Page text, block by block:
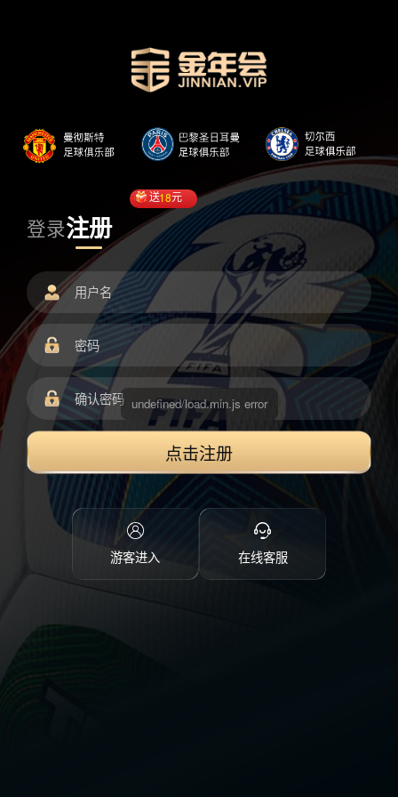
登录注册
送18元
点击注册
游客进入 在线客服